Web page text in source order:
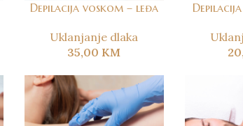
Depilacija voskom – leđa
Uklanjanje dlaka
35,00 KM